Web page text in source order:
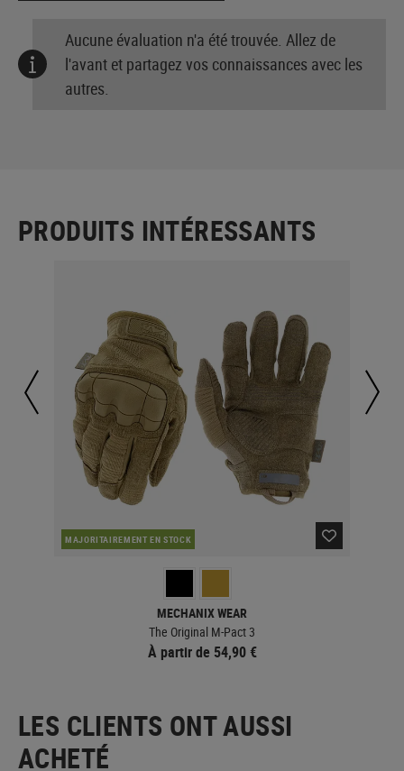
Aucune évaluation n'a été trouvée. Allez de
l'avant et partagez vos connaissances avec les
autres.
PRODUITS INTÉRESSANTS
MAJORITAIREMENT EN STOCK
MECHANIX WEAR
The Original M-Pact 3
À partir de 54,90 €
LES CLIENTS ONT AUSSI
ACHETÉ